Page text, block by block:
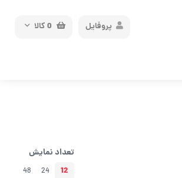
0کالا پروفایل
تعداد نمایش
12
24
48